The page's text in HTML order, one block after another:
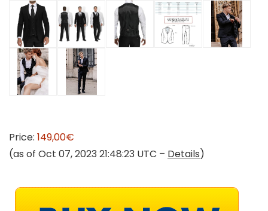
Price: 149,00€
(as of Oct 07, 2023 21:48:23 UTC – Details)